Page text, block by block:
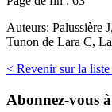
Auteurs: Palussière
Tunon de Lara C,
< Revenir sur la
Abonnez-vous